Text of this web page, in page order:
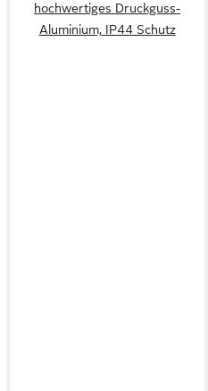
hochwertiges Druckguss-
Aluminium, IP44 Schutz